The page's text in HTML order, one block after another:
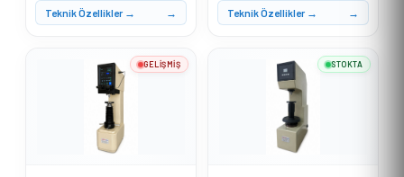
Teknik Özellikler → Teknik Özellikler →
GELIŞMIŞ STOKTA